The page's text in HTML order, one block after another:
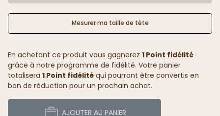
Mesurer ma taille de tête
En achetant ce produit vous gagnerez 1 Point fidélité
grâce à notre programme de fidélité. Votre panier
totalisera 1 Point fidélité qui pourront être convertis en
bon de réduction pour un prochain achat.
AJOUTER AU PANIER